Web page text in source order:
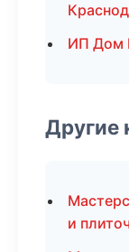
ИП Дом
Другие
и